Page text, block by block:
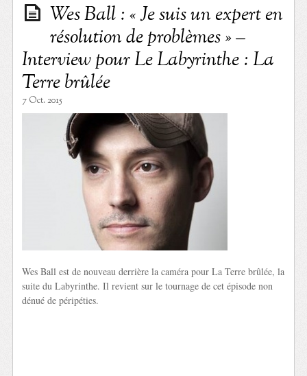
Wes Ball : « Je suis un expert en
résolution de problèmes » –
Interview pour Le Labyrinthe : La
Terre brûlée
7 Oct. 2015
Wes Ball est de nouveau derrière la caméra pour La Terre brûlée, la
suite du Labyrinthe. Il revient sur le tournage de cet épisode non
dénué de péripéties.